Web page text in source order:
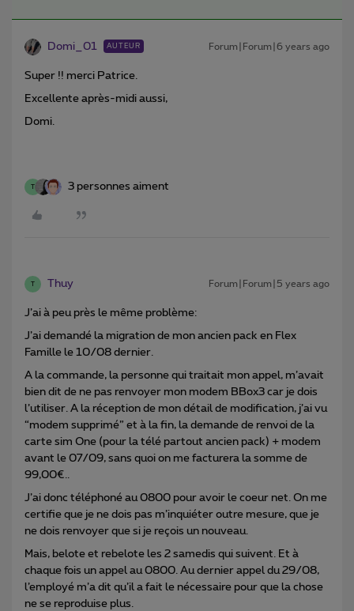
Domi_01 AUTEUR Forum|Forum|6 years ago
Super !! merci Patrice.
Excellente après-midi aussi,
Domi.
T 3 personnes aiment
T Thuy Forum|Forum|5 years ago
J’ai à peu près le même problème:
J’ai demandé la migration de mon ancien pack en Flex
Famille le 10/08 dernier.
A la commande, la personne qui traitait mon appel, m’avait
bien dit de ne pas renvoyer mon modem BBox3 car je dois
l’utiliser. A la réception de mon détail de modification, j’ai vu
“modem supprimé” et à la fin, la demande de renvoi de la
carte sim One (pour la télé partout ancien pack) + modem
avant le 07/09, sans quoi on me facturera la somme de
99,00€..
J’ai donc téléphoné au 0800 pour avoir le coeur net. On me
certifie que je ne dois pas m’inquiéter outre mesure, que je
ne dois renvoyer que si je reçois un nouveau.
Mais, belote et rebelote les 2 samedis qui suivent. Et à
chaque fois un appel au 0800. Au dernier appel du 29/08,
l’employé m’a dit qu’il a fait le nécessaire pour que la chose
ne se reproduise plus.